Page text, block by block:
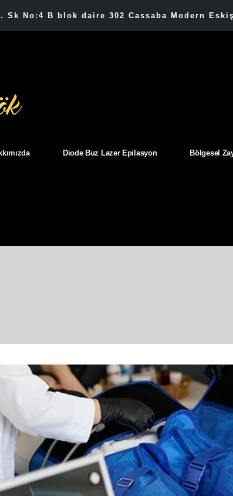
Sk No:4 B blok daire 302 Cassaba Modern
Diode Buz Lazer Epilasyon Bölgesel